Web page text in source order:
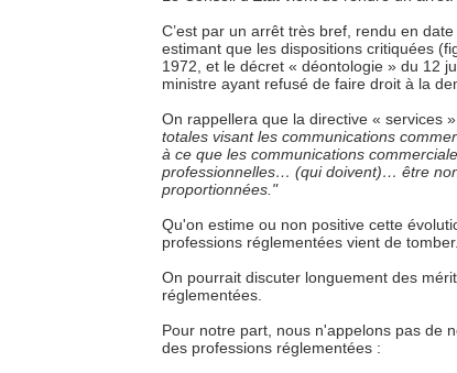
C’est par un arrêt très bref, rendu en
estimant que les dispositions critiquées
1972, et le décret « déontologie » du 12
ministre ayant refusé de faire droit à la
On rappellera que la directive « services
totales visant les communications
à ce que les communications
professionnelles… (qui doivent)… être
proportionnées."
Qu'on estime ou non positive cette
professions réglementées vient de tomber.
On pourrait discuter longuement des
réglementées.
Pour notre part, nous n'appelons pas de
des professions réglementées :